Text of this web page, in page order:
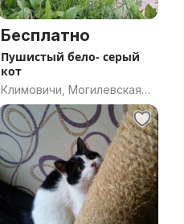
Бесплатно
Пушистый бело- серый
кот
Климовичи, Могилевская
область